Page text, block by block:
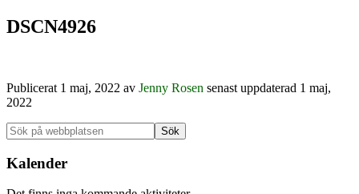
DSCN4926
Publicerat 1 maj, 2022 av Jenny Rosen senast uppdaterad 1 maj,
2022
Primärt
sidofält
Sök
på
webbplatsen
Kalender